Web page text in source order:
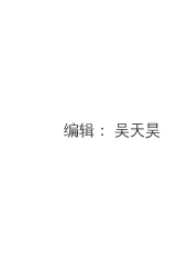
编辑： 吴天昊